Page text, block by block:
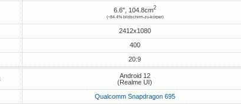
6.6", 104.8cm2
(~84.4% bildschirm-zu-körper)
2412x1080
400
20:9
Android 12
(Realme UI)
Qualcomm Snapdragon 695